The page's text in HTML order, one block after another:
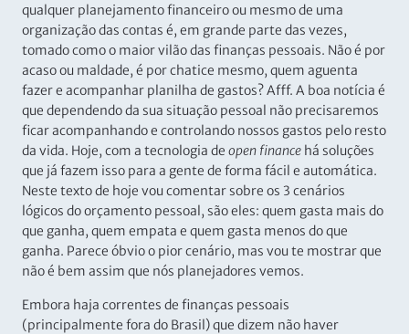
qualquer planejamento financeiro ou mesmo de uma
organização das contas é, em grande parte das vezes,
tomado como o maior vilão das finanças pessoais. Não é por
acaso ou maldade, é por chatice mesmo, quem aguenta
fazer e acompanhar planilha de gastos? Afff. A boa notícia é
que dependendo da sua situação pessoal não precisaremos
ficar acompanhando e controlando nossos gastos pelo resto
da vida. Hoje, com a tecnologia deopen finance há soluções
que já fazem isso para a gente de forma fácil e automática.
Neste texto de hoje vou comentar sobre os 3 cenários
lógicos do orçamento pessoal, são eles: quem gasta mais do
que ganha, quem empata e quem gasta menos do que
ganha. Parece óbvio o pior cenário, mas vou te mostrar que
não é bem assim que nós planejadores vemos.
Embora haja correntes de finanças pessoais
(principalmente fora do Brasil) que dizem não haver